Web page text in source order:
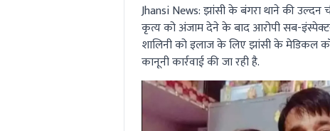
Jhansi News:झांसी के बंगरा थाने की उल्दन
कृत्य को अंजाम देने के बाद आरोपी सब-
शालिनी को इलाज के लिए झांसी के मेडिकल
कानूनी कार्रवाई की जा रही है.